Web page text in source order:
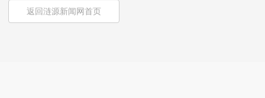
返回涟源新闻网首页